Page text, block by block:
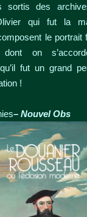
sortis des
qui fut la
le portrait
dont on
fut un grand
!
– Nouvel Obs